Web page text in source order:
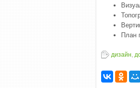
План
дизайн,